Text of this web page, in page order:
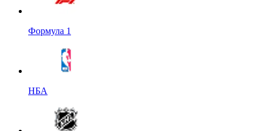
Формула 1
НБА